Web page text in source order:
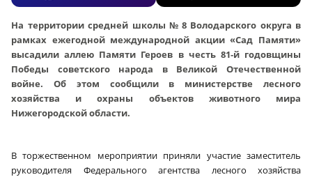
На территории средней школы № 8 Володарского округа в
рамках ежегодной международной акции «Сад Памяти»
высадили аллею Памяти Героев в честь 81‑й годовщины
Победы советского народа в Великой Отечественной
войне. Об этом сообщили в министерстве лесного
хозяйства и охраны объектов животного мира
Нижегородской области.
В торжественном мероприятии приняли участие заместитель
руководителя Федерального агентства лесного хозяйства